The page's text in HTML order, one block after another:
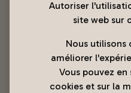
Autoriser
site web sur
Nous utilisons
améliorer
Vous pouvez en
cookies et sur la